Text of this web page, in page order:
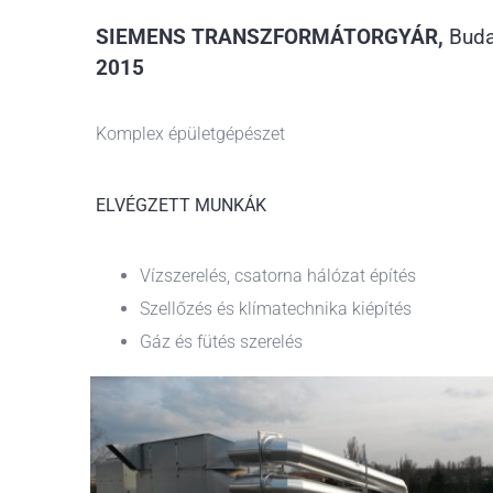
SIEMENS TRANSZFORMÁTORGYÁR,
2015
Komplex épületgépészet
ELVÉGZETT MUNKÁK
Vízszerelés, csatorna hálózat építés
Szellőzés és klímatechnika kiépítés
Gáz és fütés szerelés